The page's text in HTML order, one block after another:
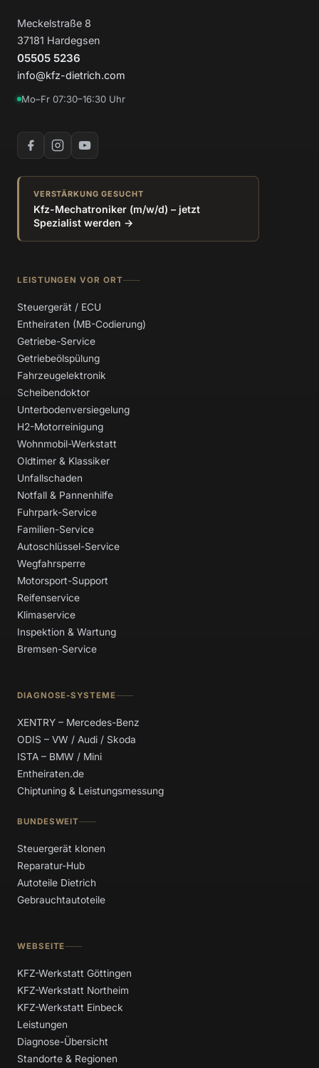
Meckelstraße 8
37181 Hardegsen
05505 5236
info@kfz-dietrich.com
Mo–Fr 07:30–16:30 Uhr
VERSTÄRKUNG GESUCHT
Kfz-Mechatroniker (m/w/d) – jetzt
Spezialist werden →
LEISTUNGEN VOR ORT
Steuergerät / ECU
Entheiraten (MB-Codierung)
Getriebe-Service
Getriebeölspülung
Fahrzeugelektronik
Scheibendoktor
Unterbodenversiegelung
H2-Motorreinigung
Wohnmobil-Werkstatt
Oldtimer & Klassiker
Unfallschaden
Notfall & Pannenhilfe
Fuhrpark-Service
Familien-Service
Autoschlüssel-Service
Wegfahrsperre
Motorsport-Support
Reifenservice
Klimaservice
Inspektion & Wartung
Bremsen-Service
DIAGNOSE-SYSTEME
XENTRY – Mercedes-Benz
ODIS – VW / Audi / Skoda
ISTA – BMW / Mini
Entheiraten.de
Chiptuning & Leistungsmessung
BUNDESWEIT
Steuergerät klonen
Reparatur-Hub
Autoteile Dietrich
Gebrauchtautoteile
WEBSEITE
KFZ-Werkstatt Göttingen
KFZ-Werkstatt Northeim
KFZ-Werkstatt Einbeck
Leistungen
Diagnose-Übersicht
Standorte & Regionen